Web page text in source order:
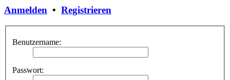
Anmelden • Registrieren
Benutzername:
Passwort: